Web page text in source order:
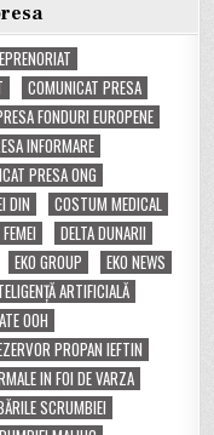
COMUNICAT PRESA
FONDURI EUROPENE
INFORMARE
PRESA ONG
DIN
COSTUM MEDICAL
DELTA DUNARII
EKO GROUP
EKO NEWS
ARTIFICIALĂ
OOH
PROPAN IEFTIN
IN FOI DE VARZA
SCRUMBIEI